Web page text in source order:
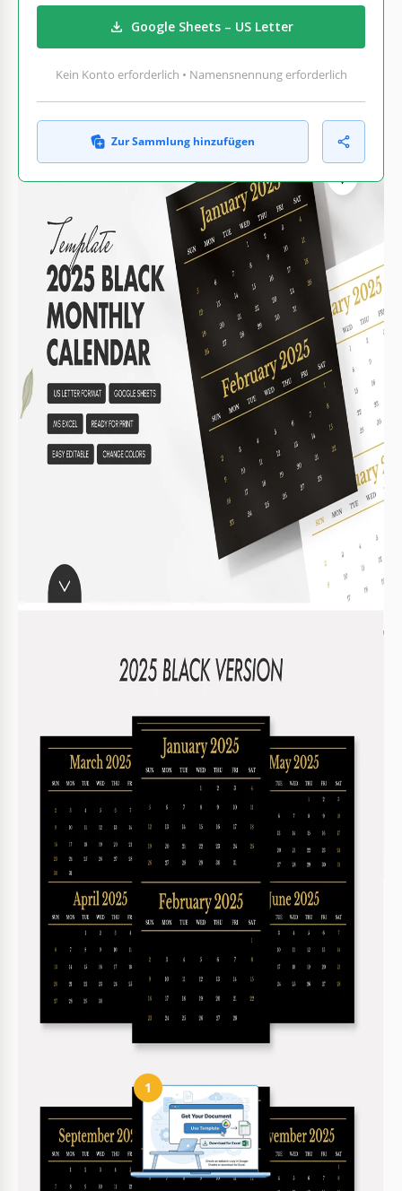
Google Sheets – US Letter
Kein Konto erforderlich • Namensnennung erforderlich
Zur Sammlung hinzufügen
WAS ENTHALTEN IST
Zwei Farbthemen: schwarz, weiß
Bearbeitbarer Text für jedes Datum
Monatliches Layout für einfache Planung
Druckfreundliches Design verfügbar
KALENDER TIPPS
1 Wichtige Daten mit Farbcodierung hervorheben
Kommentare zur Ereignisdetails hinzufügen
Blätter für folgende Jahre duplizieren
Mit Google Kalender für Erinnerungen
synchronisieren
Ist der Kalender mit meiner Software kompatibel?
Ja, es funktioniert mit Google Sheets und Microsoft
Ist diese Vorlage einfach zu bedienen?
Ja, sie ist benutzerfreundlich und intuitiv.
Kann ich den Kalender anpassen?
Ja, Sie können Text bearbeiten und Farben leicht
anpassen.
Ist diese Vorlage kostenlos erhältlich?
Ja, sie ist völlig kostenlos für den persönlichen
Gebrauch.
Kann ich Ereigniserinnerungen automatisieren?
Sie können Erinnerungen durch Synchronisieren mit
Google Kalender erstellen.
So verwenden und bearbeiten Sie diese
1